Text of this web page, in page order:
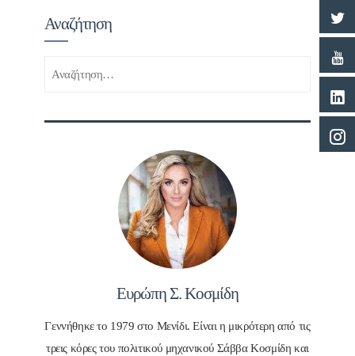
Αναζήτηση
Ευρώπη Σ. Κοσμίδη
Γεννήθηκε το 1979 στο Μενίδι. Είναι η μικρότερη από τις
τρεις κόρες του πολιτικού μηχανικού Σάββα Κοσμίδη και